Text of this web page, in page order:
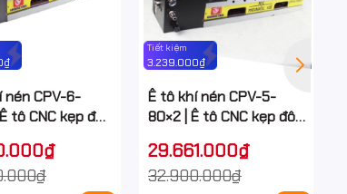
nén CPV-6-
tô CNC kẹp đôi
Tiết kiệm
3.239.000₫
Ê tô khí nén CPV-5-
80×2 | Ê tô CNC kẹp đôi
29.661.000₫
32.900.000₫